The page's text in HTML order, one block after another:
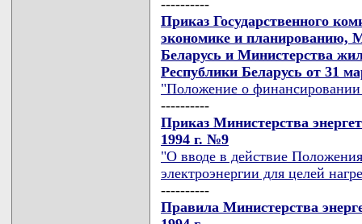
----------
Приказ Государственного
экономике и планированию,
Беларусь и Министерства
Республики Беларусь от 31
"Положение о финансировании
----------
Приказ Министерства
1994 г. №9
"О вводе в действие
электроэнергии для целей
----------
Правила Министерства